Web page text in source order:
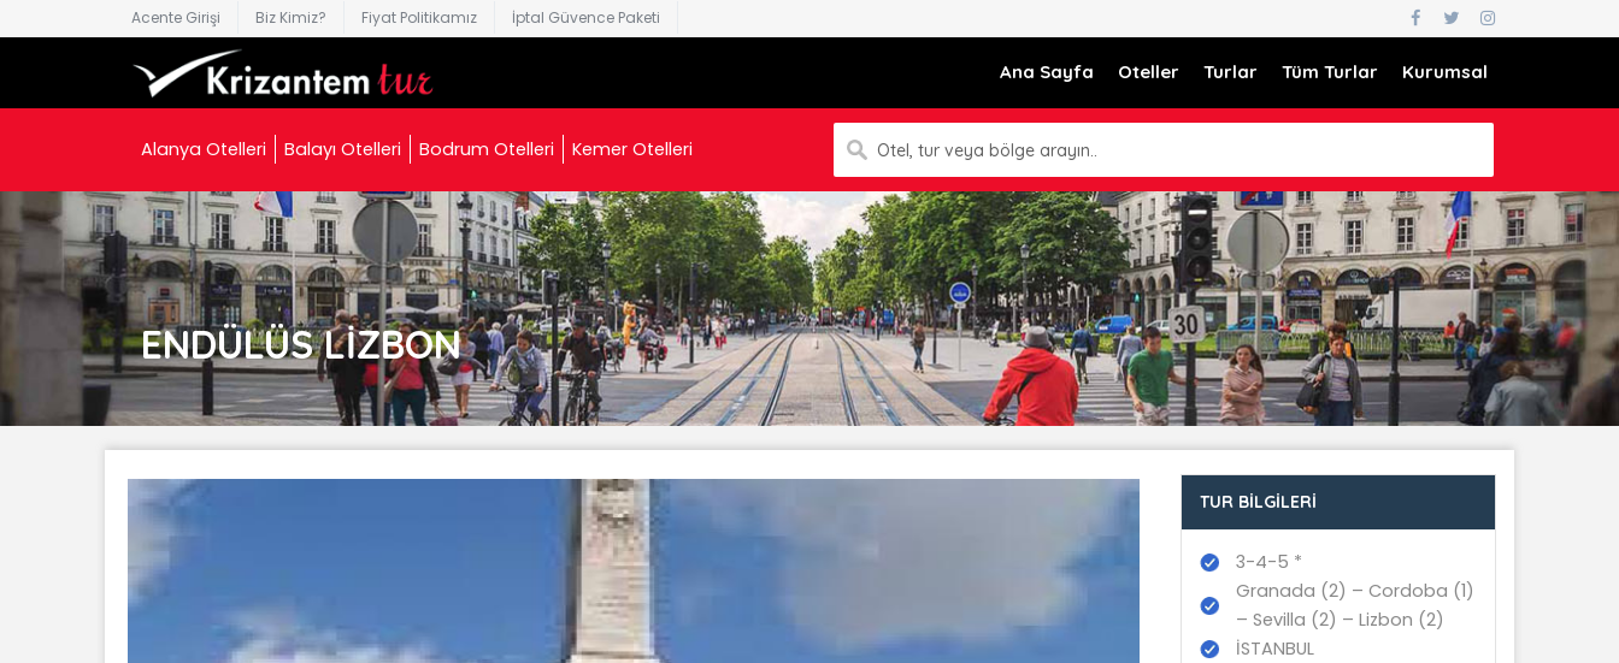
Acente Girişi Biz Kimiz? Fiyat Politikamız İptal Güvence Paketi
Ana Sayfa Oteller Turlar Tüm Turlar Kurumsal
Alanya Otelleri Balayı Otelleri Bodrum Otelleri Kemer Otelleri Otel, tur veya bölge arayın..
ENDÜLÜS LİZBON
TUR BILGILERI
3-4-5 *
Granada (2) – Cordoba (1)
– Sevilla (2) – Lizbon (2)
İSTANBUL